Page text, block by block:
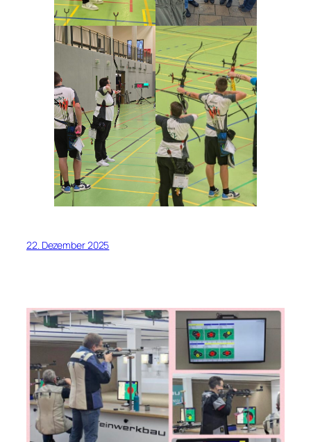
22. Dezember 2025